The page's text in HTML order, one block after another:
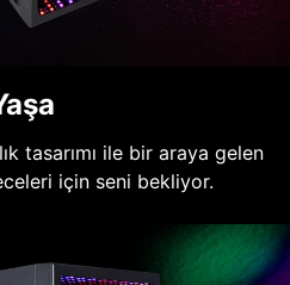
tasarımı ile bir araya gelen
için seni bekliyor.